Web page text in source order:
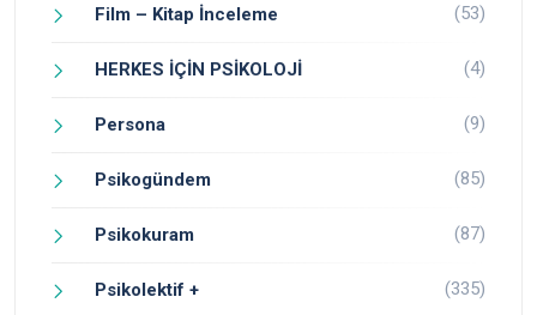
Film – Kitap İnceleme (53)
HERKES İÇİN PSİKOLOJİ (4)
Persona (9)
Psikogündem (85)
Psikokuram (87)
Psikolektif + (335)